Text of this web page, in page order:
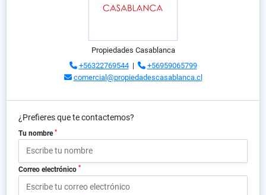
Propiedades Casablanca
+56322769544|
+56959065799
comercial@propiedadescasablanca.cl
¿Prefieres que te contactemos?
Tu nombre *
Correo electrónico *